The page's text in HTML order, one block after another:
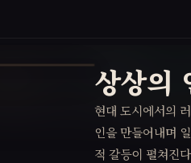
상상의
현대 도시에서의
인을 만들어내며
적 갈등이 펼쳐진